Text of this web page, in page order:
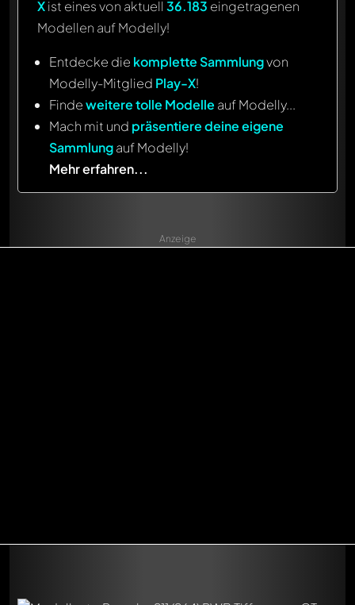
Xist eines von aktuell36.183 eingetragenen
Modellen auf Modelly!
Entdecke die komplette Sammlungvon
Modelly-Mitglied Play-X!
Findeweitere tolle Modelle auf Modelly...
Mach mit und präsentiere deine eigene
Sammlungauf Modelly!
Mehr erfahren...
Anzeige